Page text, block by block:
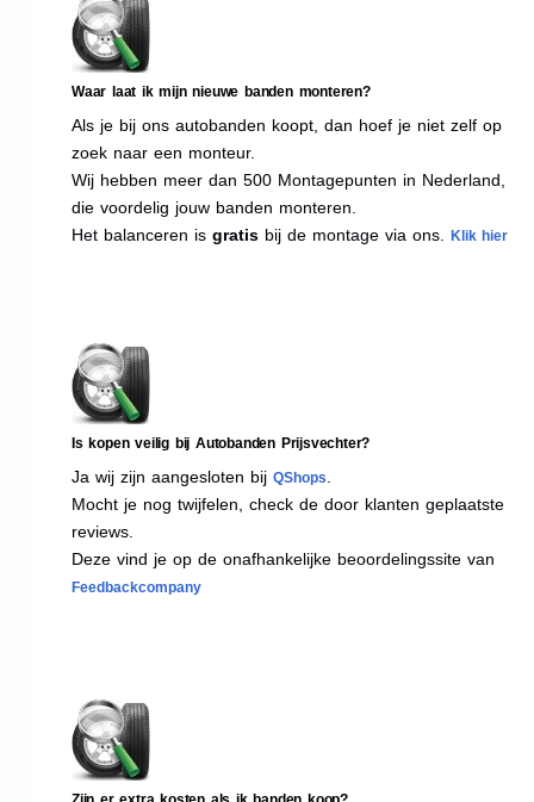
Waar laat ik mijn nieuwe banden monteren?
Als je bij ons autobanden koopt, dan hoef je niet zelf op
zoek naar een monteur.
Wij hebben meer dan 500 Montagepunten in Nederland,
die voordelig jouw banden monteren.
Het balanceren is gratis bij de montage via ons. Klik hier
Is kopen veilig bij Autobanden Prijsvechter?
Ja wij zijn aangesloten bij QShops
Mocht je nog twijfelen, check de door klanten geplaatste
reviews.
Deze vind je op de onafhankelijke beoordelingssite van
Feedbackcompany